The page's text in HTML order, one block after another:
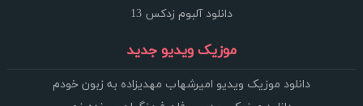
دانلود آلبوم زدکس 13
موزیک ویدیو جدید
دانلود موزیک ویدیو امیرشهاب مهدیزاده به زبون خودم